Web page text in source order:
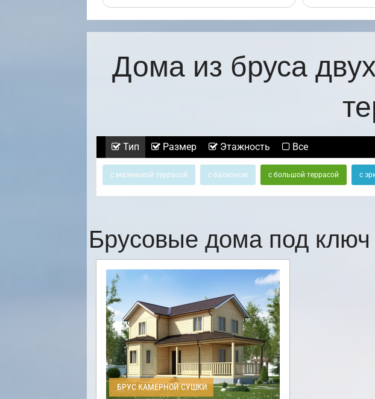
Дома из бруса
Тип Размер Этажность Все
с маленькой террасой с балконом с большой террасой с
Брусовые дома под
БРУС КАМЕРНОЙ СУШКИ